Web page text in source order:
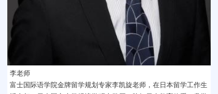
李老师
富士国际语学院金牌留学规划专家李凯旋老师，在日本留学工作生